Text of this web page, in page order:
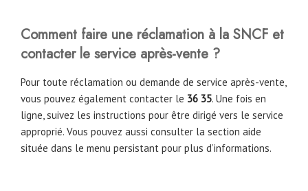
Comment faire une réclamation à la SNCF et
contacter le service après-vente ?
Pour toute réclamation ou demande de service après-vente,
vous pouvez également contacter le 36 35. Une fois en
ligne, suivez les instructions pour être dirigé vers le service
approprié. Vous pouvez aussi consulter la section aide
située dans le menu persistant pour plus d’informations.